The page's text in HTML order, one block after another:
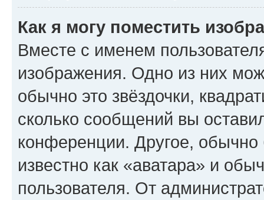
Как я могу поместить
Вместе с именем
изображения. Одно из них
обычно это звёздочки,
сколько сообщений вы
конференции. Другое,
известно как «аватара» и
пользователя. От